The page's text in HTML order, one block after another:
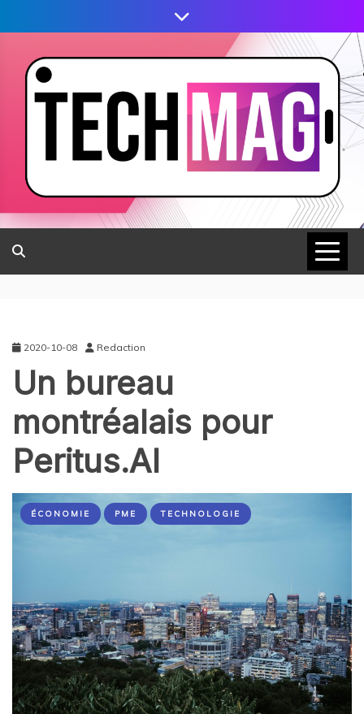
2020-10-08 Redaction
Un bureau
montréalais pour
Peritus.AI
ÉCONOMIE PME TECHNOLOGIE